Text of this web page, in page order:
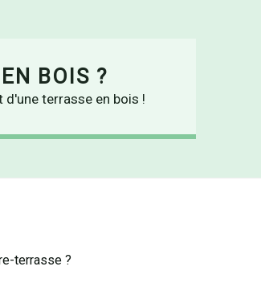
BOIS ?
terrasse en bois !
terrasse ?